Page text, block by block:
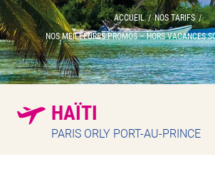
ACCUEIL / NOS TARIFS /
NOS MEILLEURES PROMOS – HORS VACANCES
HAÏTI
PARIS ORLY PORT-AU-PRINCE